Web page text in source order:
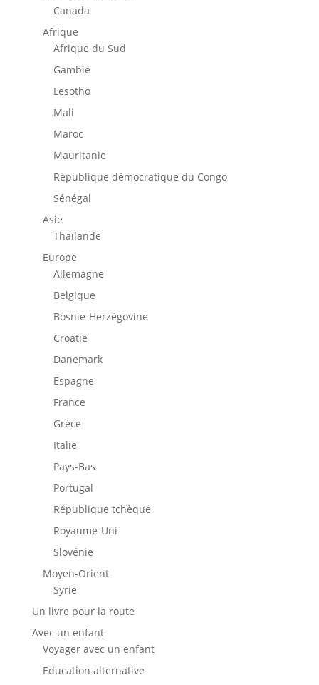
Canada
Afrique
Afrique du Sud
Gambie
Lesotho
Mali
Maroc
Mauritanie
République démocratique du Congo
Sénégal
Asie
Thaïlande
Europe
Allemagne
Belgique
Bosnie-Herzégovine
Croatie
Danemark
Espagne
France
Grèce
Italie
Pays-Bas
Portugal
République tchèque
Royaume-Uni
Slovénie
Moyen-Orient
Syrie
Un livre pour la route
Avec un enfant
Voyager avec un enfant
Education alternative